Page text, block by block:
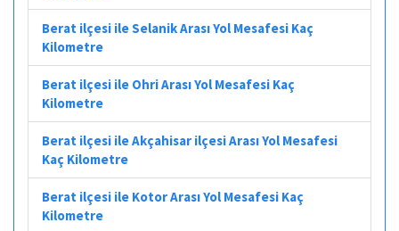
Berat ilçesi ile Selanik Arası Yol Mesafesi Kaç
Kilometre
Berat ilçesi ile Ohri Arası Yol Mesafesi Kaç
Kilometre
Berat ilçesi ile Akçahisar ilçesi Arası Yol Mesafesi
Kaç Kilometre
Berat ilçesi ile Kotor Arası Yol Mesafesi Kaç
Kilometre